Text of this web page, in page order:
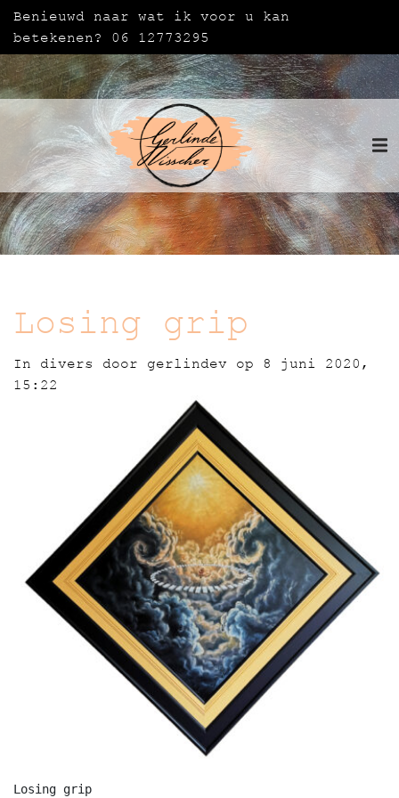
Benieuwd naar wat ik voor u kan
betekenen? 06 12773295
Losing grip
In divers door gerlindev op 8 juni 2020,
15:22
Losing grip